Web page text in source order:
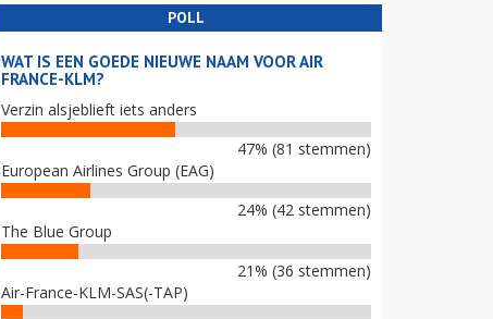
POLL
WAT IS EEN GOEDE NIEUWE NAAM VOOR AIR
FRANCE-KLM?
Verzin alsjeblieft iets anders
47% (81 stemmen)
European Airlines Group (EAG)
24% (42 stemmen)
The Blue Group
21% (36 stemmen)
Air-France-KLM-SAS(-TAP)